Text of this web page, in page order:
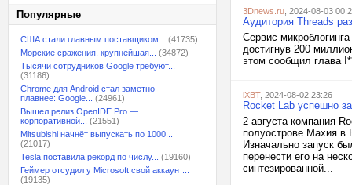
Популярные
США стали главным поставщиком...
(41735)
Морские сражения, крупнейшая...
(34872)
Тысячи сотрудников Google требуют...
(31186)
Chrome для Android стал заметно
плавнее: Google...
(24961)
Вышел релиз OpenIDE Pro —
корпоративной...
(21551)
Mitsubishi начнёт выпускать по 1000...
(21017)
Tesla поставила рекорд по числу...
(19160)
Геймер отсудил у Microsoft свой аккаунт...
(19135)
3Dnews.ru , 2024-08-03
Аудитория Threads
Сервис
достигнув 200
этом сообщил глава
iXBT, 2024-08-02 23:26
Rocket Lab успешно
2 августа компания
полуострове Махия в
Изначально запуск
перенести его на
синтезированной...